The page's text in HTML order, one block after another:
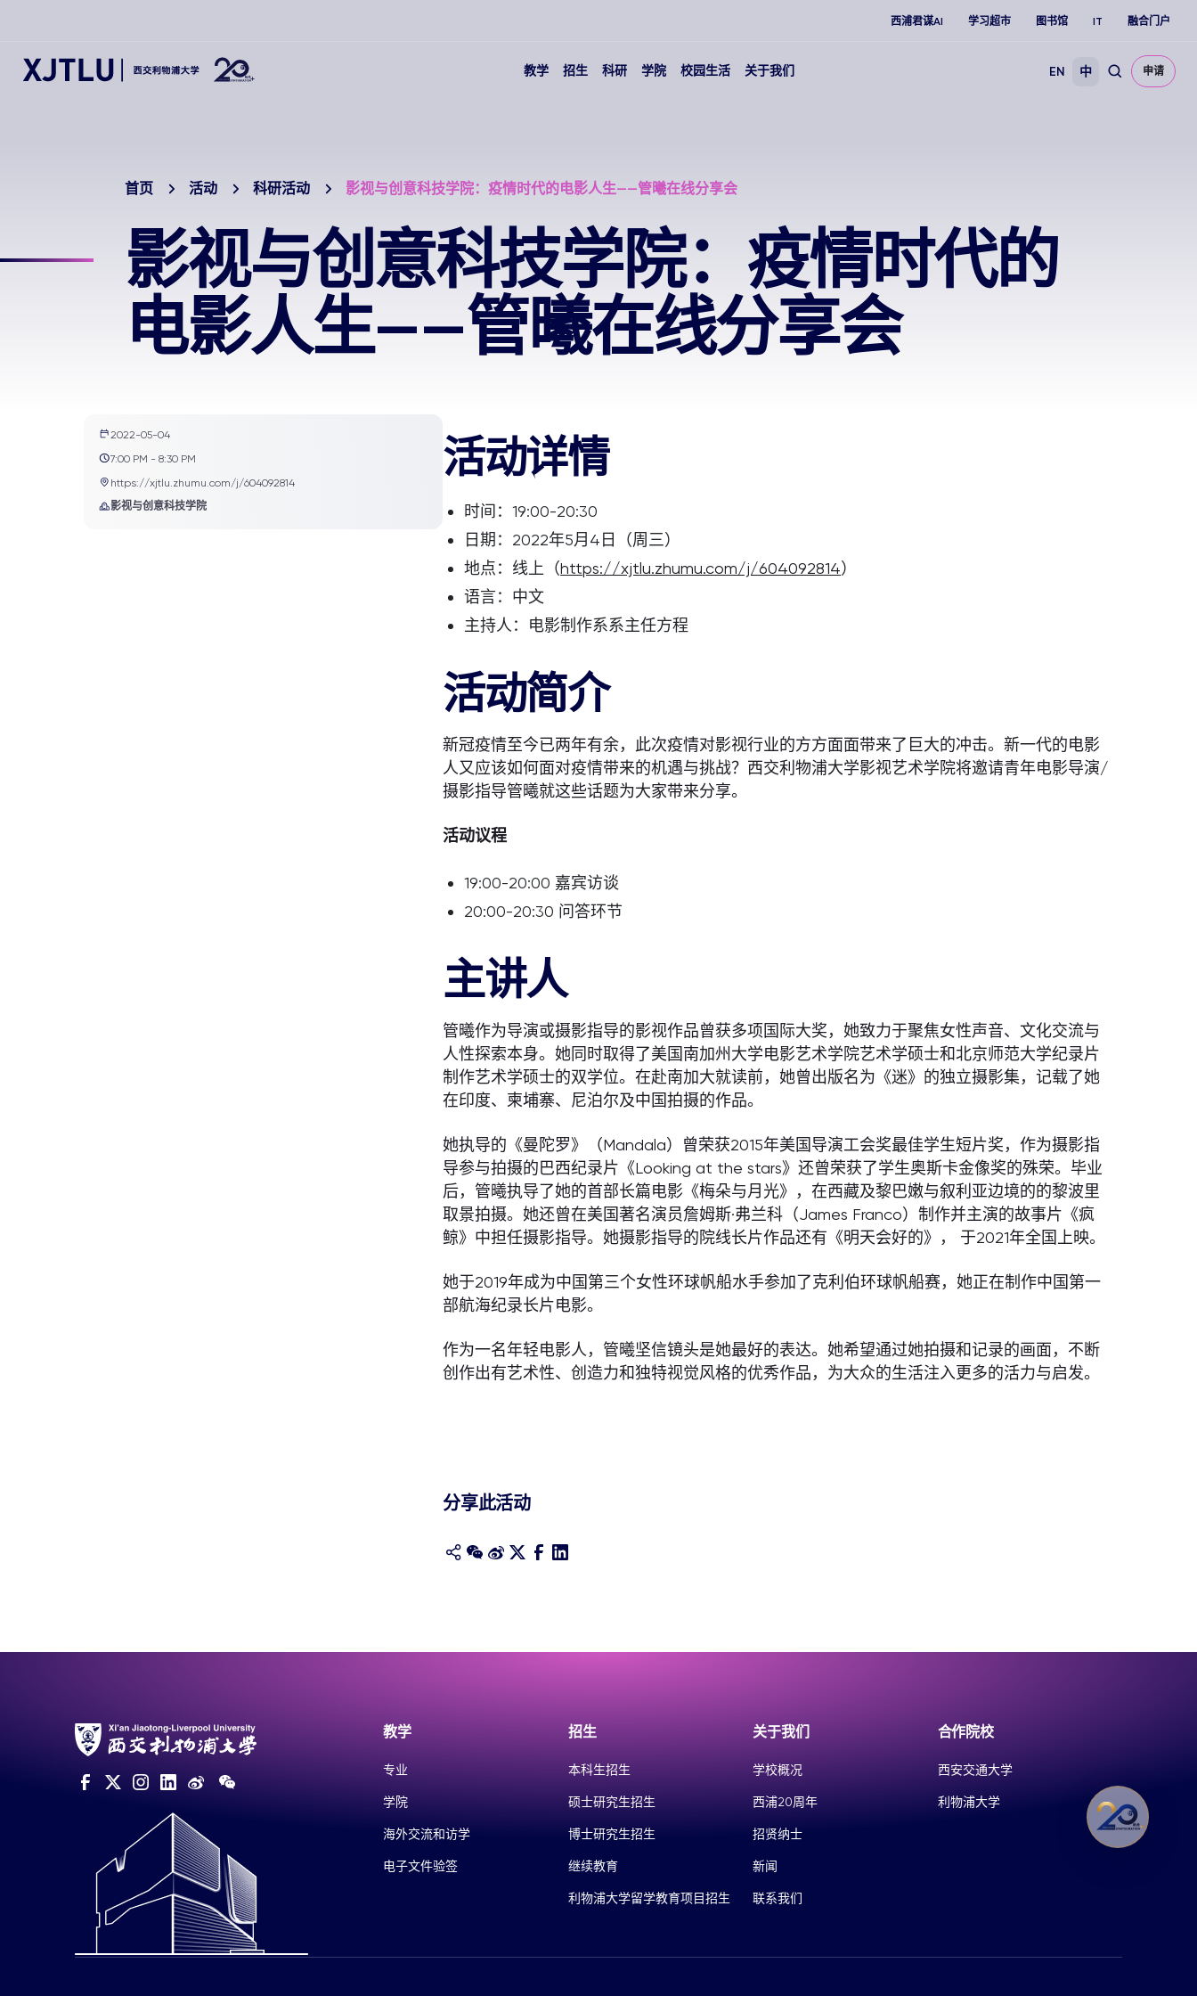
西浦君谋AI 学习超市 图书馆 IT 融合门户
教学 招生 科研 学院 校园生活 关于我们 EN 中 申请
首页 活动 科研活动 影视与创意科技学院：疫情时代的电影人生——管曦在线分享会
影视与创意科技学院：疫情时代的
电影人生——管曦在线分享会
2022-05-04
7:00 PM - 8:30 PM
https://xjtlu.zhumu.com/j/604092814
影视与创意科技学院
活动详情
时间：19:00-20:30
日期：2022年5月4日（周三）
地点：线上（https://xjtlu.zhumu.com/j/604092814）
语言：中文
主持人：电影制作系系主任方程
活动简介
新冠疫情至今已两年有余，此次疫情对影视行业的方方面面带来了巨大的冲击。新一代的电影
人又应该如何面对疫情带来的机遇与挑战？西交利物浦大学影视艺术学院将邀请青年电影导演/
摄影指导管曦就这些话题为大家带来分享。
活动议程
19:00-20:00 嘉宾访谈
20:00-20:30 问答环节
主讲人
管曦作为导演或摄影指导的影视作品曾获多项国际大奖，她致力于聚焦女性声音、文化交流与
人性探索本身。她同时取得了美国南加州大学电影艺术学院艺术学硕士和北京师范大学纪录片
制作艺术学硕士的双学位。在赴南加大就读前，她曾出版名为《迷》的独立摄影集，记载了她
在印度、柬埔寨、尼泊尔及中国拍摄的作品。
她执导的《曼陀罗》（Mandala）曾荣获2015年美国导演工会奖最佳学生短片奖，作为摄影指
导参与拍摄的巴西纪录片《Looking at the stars》还曾荣获了学生奥斯卡金像奖的殊荣。毕业
后，管曦执导了她的首部长篇电影《梅朵与月光》，在西藏及黎巴嫩与叙利亚边境的的黎波里
取景拍摄。她还曾在美国著名演员詹姆斯·弗兰科（James Franco）制作并主演的故事片《疯
鲸》中担任摄影指导。她摄影指导的院线长片作品还有《明天会好的》， 于2021年全国上映。
她于2019年成为中国第三个女性环球帆船水手参加了克利伯环球帆船赛，她正在制作中国第一
部航海纪录长片电影。
作为一名年轻电影人，管曦坚信镜头是她最好的表达。她希望通过她拍摄和记录的画面，不断
创作出有艺术性、创造力和独特视觉风格的优秀作品，为大众的生活注入更多的活力与启发。
分享此活动
教学
专业
学院
海外交流和访学
电子文件验签
招生
本科生招生
硕士研究生招生
博士研究生招生
继续教育
利物浦大学留学教育项目招生
关于我们
学校概况
西浦20周年
招贤纳士
新闻
联系我们
合作院校
西安交通大学
利物浦大学